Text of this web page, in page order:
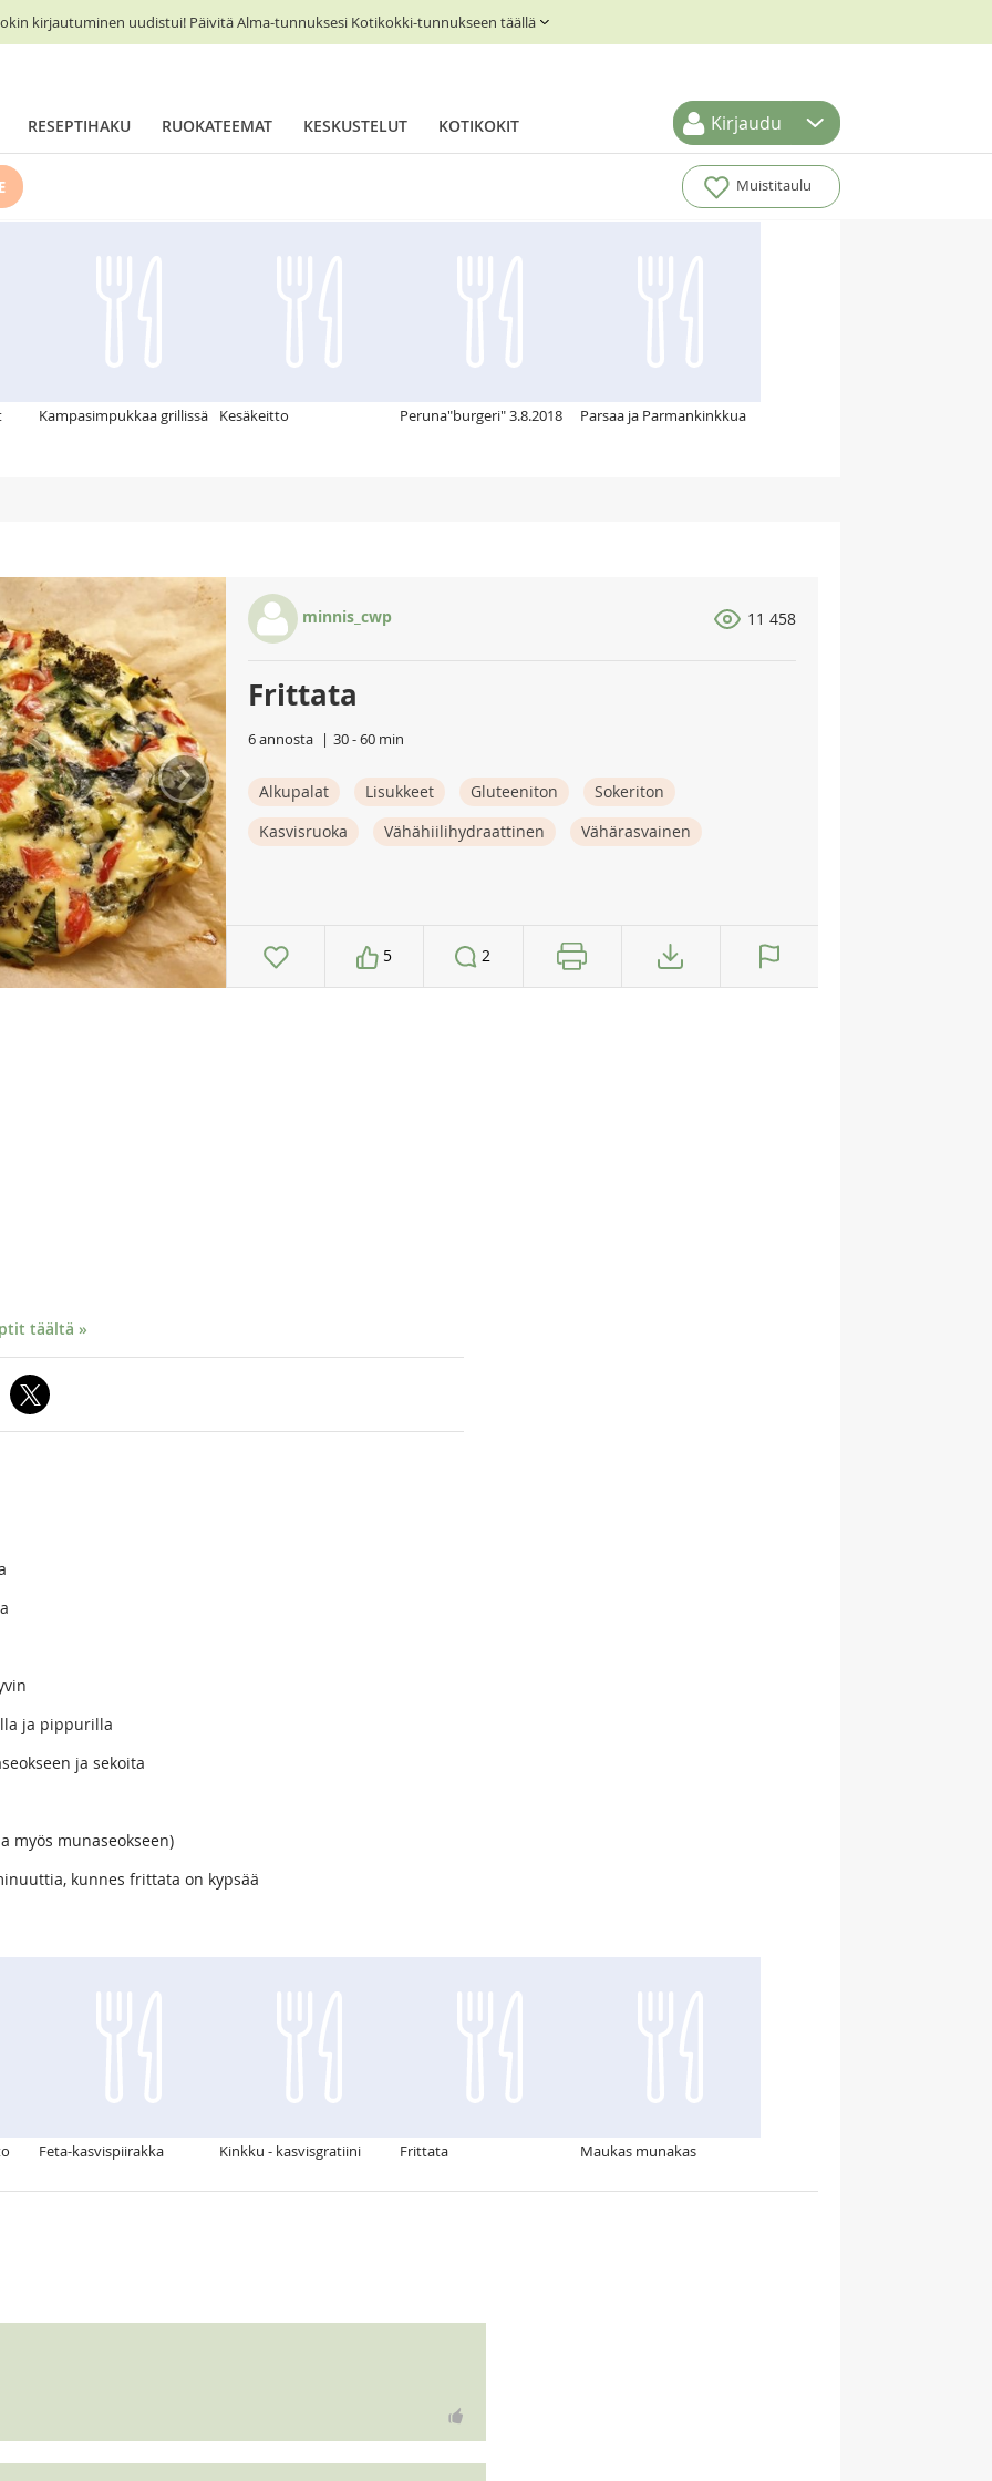
kirjautuminen uudistui! Päivitä Alma-tunnuksesi Kotikokki-tunnukseen täällä
RESEPTIHAKU RUOKATEEMAT KESKUSTELUT KOTIKOKIT Kirjaudu
Muistitaulu
Kampasimpukkaa grillissä Kesäkeitto Peruna"burgeri" 3.8.2018 Parsaa ja Parmankinkkua
›
minnis_cwp 11 458
Frittata
6 annosta 30 - 60 min
Alkupalat Lisukkeet Gluteeniton
Sokeriton
Kasvisruoka
Vähähiilihydraattinen Vähärasvainen
5 2
täältä »
ja pippurilla
ja sekoita
myös munaseokseen)
kunnes frittata on kypsää
Feta-kasvispiirakka Kinkku - kasvisgratiini Frittata Maukas munakas